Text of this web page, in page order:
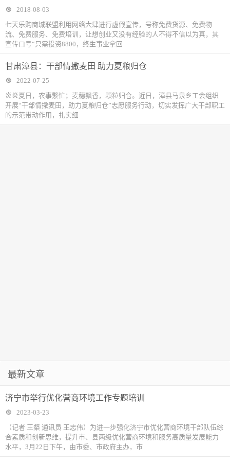
2018-08-03
七天乐购商城联盟利用网络大肆进行虚假宣传，号称免费货源、免费物
流、免费服务、免费培训，让想创业又没有经验的人不得不信以为真，其
宣传口号“只需投资8800，终生事业拿回
甘肃漳县：干部情撒麦田 助力夏粮归仓
2022-07-25
炎炎夏日，农事繁忙；麦穗飘香，颗粒归仓。近日，漳县马泉乡工会组织
开展“干部情撒麦田，助力夏粮归仓”志愿服务行动，切实发挥广大干部职工
的示范带动作用，扎实细
最新文章
济宁市举行优化营商环境工作专题培训
2023-03-23
（记者 王粲 通讯员 王志伟）为进一步强化济宁市优化营商环境干部队伍综
合素质和创新思维，提升市、县两级优化营商环境和服务高质量发展能力
水平，3月22日下午，由市委、市政府主办，市